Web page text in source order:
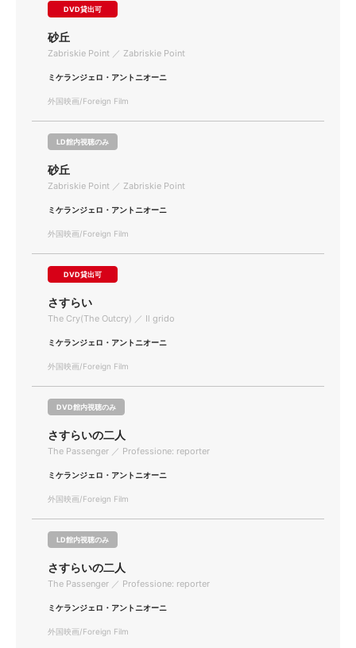
DVD貸出可
砂丘
Zabriskie Point ／ Zabriskie Point
ミケランジェロ・アントニオーニ
外国映画/Foreign Film
LD館内視聴のみ
砂丘
Zabriskie Point ／ Zabriskie Point
ミケランジェロ・アントニオーニ
外国映画/Foreign Film
DVD貸出可
さすらい
The Cry(The Outcry) ／ Il grido
ミケランジェロ・アントニオーニ
外国映画/Foreign Film
DVD館内視聴のみ
さすらいの二人
The Passenger ／ Professione: reporter
ミケランジェロ・アントニオーニ
外国映画/Foreign Film
LD館内視聴のみ
さすらいの二人
The Passenger ／ Professione: reporter
ミケランジェロ・アントニオーニ
外国映画/Foreign Film